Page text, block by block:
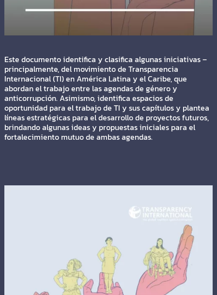
Este documento identifica y clasifica algunas iniciativas –
principalmente, del movimiento de Transparencia
Internacional (TI) en América Latina y el Caribe, que
abordan el trabajo entre las agendas de género y
anticorrupción. Asimismo, identifica espacios de
oportunidad para el trabajo de TI y sus capítulos y plantea
líneas estratégicas para el desarrollo de proyectos futuros,
brindando algunas ideas y propuestas iniciales para el
fortalecimiento mutuo de ambas agendas.